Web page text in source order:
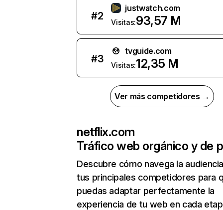
#2
justwatch.com
Visitas:93,57 M
#3
tvguide.com
Visitas:12,35 M
Ver más competidores →
netflix.com
Tráfico web orgánico y de
Descubre cómo navega la
tus principales competidores para
puedas adaptar perfectamente la
experiencia de tu web en cada